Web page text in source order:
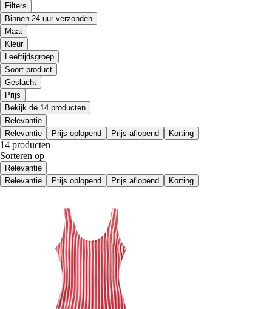
Filters
Binnen 24 uur verzonden
Maat
Kleur
Leeftijdsgroep
Soort product
Geslacht
Prijs
Bekijk de 14 producten
Relevantie
Relevantie
Prijs oplopend Prijs aflopend Korting
14 producten
Sorteren op
Relevantie
Relevantie
Prijs oplopend Prijs aflopend Korting